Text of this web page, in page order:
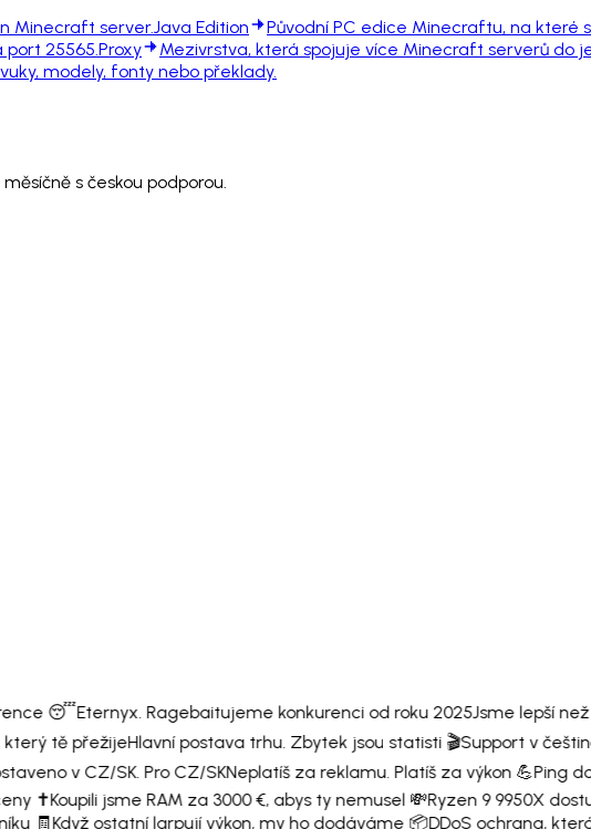
Minecraft server.Java Edition
Původní PC edice Minecraftu, na které
port 25565.Proxy
Mezivrstva, která spojuje více Minecraft serverů do
modely, fonty nebo překlady.
s českou podporou.
😴Eternyx. Ragebaitujeme konkurenci od roku 2025Jsme lepší
tě přežijeHlavní postava trhu. Zbytek jsou statisti 🎬Support v
v CZ/SK. Pro CZ/SKNeplatíš za reklamu. Platíš za výkon 💪Ping
✝️Koupili jsme RAM za 3000 €, abys ty nemusel 💸Ryzen 9 9950X
🧾Když ostatní larpují výkon, my ho dodáváme 📦DDoS ochrana,